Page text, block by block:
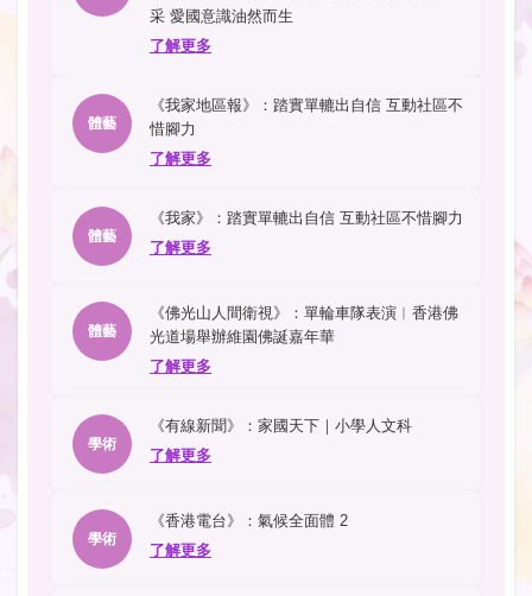
采 愛國意識油然而生
了解更多
體藝
《我家地區報》：踏實單轆出自信 互動社區不
惜腳力
了解更多
體藝
《我家》：踏實單轆出自信 互動社區不惜腳力
了解更多
體藝
《佛光山人間衛視》：單輪車隊表演︱香港佛
光道場舉辦維園佛誕嘉年華
了解更多
學術
《有線新聞》：家國天下｜小學人文科
了解更多
學術
《香港電台》：氣候全面體 2
了解更多